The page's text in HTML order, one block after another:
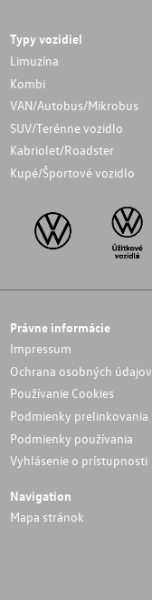
Typy vozidiel
Limuzína
Kombi
VAN/Autobus/Mikrobus
SUV/Terénne vozidlo
Kabriolet/Roadster
Kupé/Športové vozidlo
Právne informácie
Impressum
Ochrana osobných údajov
Používanie Cookies
Podmienky prelinkovania
Podmienky používania
Vyhlásenie o prístupnosti
Navigation
Mapa stránok